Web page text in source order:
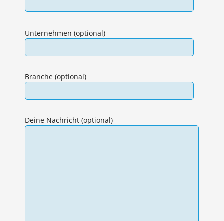
dieses
leer.
Unternehmen (optional)
Branche (optional)
Deine Nachricht (optional)